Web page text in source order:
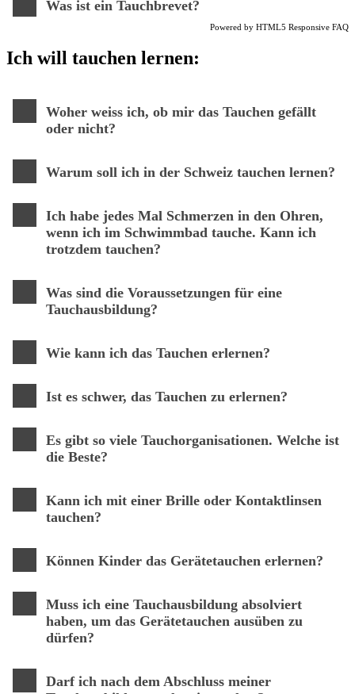
Was ist ein Tauchbrevet?
Powered by HTML5 Responsive FAQ
Ich will tauchen lernen:
Woher weiss ich, ob mir das Tauchen gefällt
oder nicht?
Warum soll ich in der Schweiz tauchen lernen?
Ich habe jedes Mal Schmerzen in den Ohren,
wenn ich im Schwimmbad tauche. Kann ich
trotzdem tauchen?
Was sind die Voraussetzungen für eine
Tauchausbildung?
Wie kann ich das Tauchen erlernen?
Ist es schwer, das Tauchen zu erlernen?
Es gibt so viele Tauchorganisationen. Welche ist
die Beste?
Kann ich mit einer Brille oder Kontaktlinsen
tauchen?
Können Kinder das Gerätetauchen erlernen?
Muss ich eine Tauchausbildung absolviert
haben, um das Gerätetauchen ausüben zu
dürfen?
Darf ich nach dem Abschluss meiner